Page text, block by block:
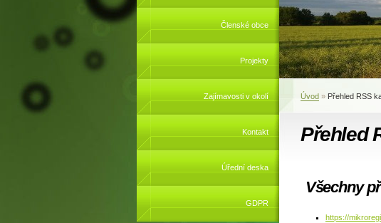
Členské obce
Projekty
Zajímavosti v okolí
Kontakt
Úřední deska
GDPR
Úvod » Přehled RSS
Přehled
Všechny
https://